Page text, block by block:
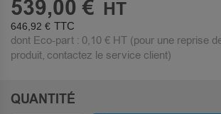
539,00 €
646,92 €
dont Eco-part : 0,10 € HT (pour une reprise
produit, contactez le service client)
QUANTITÉ